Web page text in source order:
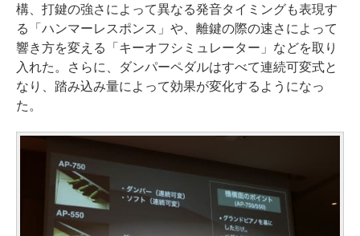
構、打鍵の強さによって異なる発音タイミングも表現す
る「ハンマーレスポンス」や、離鍵の際の速さによって
響き方を変える「キーオフシミュレーター」などを取り
入れた。さらに、ダンパーペダルはすべて連続可変式と
なり、踏み込み量によって効果が変化するようになっ
た。